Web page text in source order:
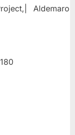
Aldemaro